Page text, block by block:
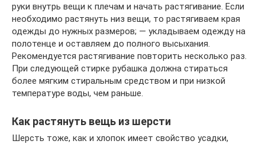
руки внутрь вещи к плечам и начать растягивание. Если
необходимо растянуть низ вещи, то растягиваем края
одежды до нужных размеров; — укладываем одежду на
полотенце и оставляем до полного высыхания.
Рекомендуется растягивание повторить несколько раз.
При следующей стирке рубашка должна стираться
более мягким стиральным средством и при низкой
температуре воды, чем раньше.
Как растянуть вещь из шерсти
Шерсть тоже, как и хлопок имеет свойство усадки,